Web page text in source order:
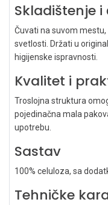
Skladištenje
Čuvati na suvom
svetlosti. Držati u
higijenske ispravnosti.
Kvalitet i
Troslojna struktura
pojedinačna mala
upotrebu.
Sastav
100% celuloza, sa
Tehničke